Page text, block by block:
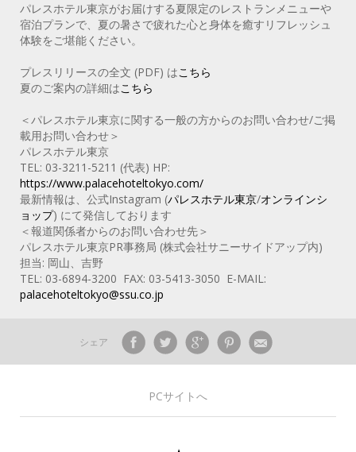
パレスホテル東京がお届けする夏限定のレストランメニューや
宿泊プランで、夏の暑さで疲れた心と身体を癒すリフレッシュ
体験をご堪能ください。
プレスリリースの全文 (PDF) はこちら
夏のご案内の詳細はこちら
＜パレスホテル東京に関する一般の方からのお問い合わせ/ご掲
載用お問い合わせ＞
パレスホテル東京
TEL: 03-3211-5211 (代表) HP:
https://www.palacehoteltokyo.com/
最新情報は、公式Instagram (パレスホテル東京/オンラインシ
ョップ) にて発信しております
＜報道関係者からのお問い合わせ先＞
パレスホテル東京PR事務局 (株式会社サニーサイドアップ内)
担当: 岡山、吉野
TEL: 03-6894-3200 FAX: 03-5413-3050 E-MAIL:
palacehoteltokyo@ssu.co.jp
シェア
PCサイトへ